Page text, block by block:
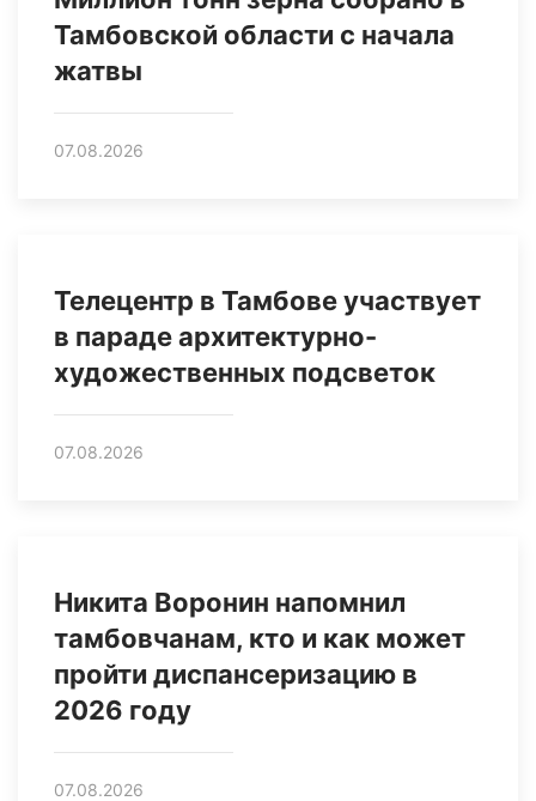
Тамбовской области с начала
жатвы
07.08.2026
Телецентр в Тамбове участвует
в параде архитектурно-
художественных подсветок
07.08.2026
Никита Воронин напомнил
тамбовчанам, кто и как может
пройти диспансеризацию в
2026 году
07.08.2026